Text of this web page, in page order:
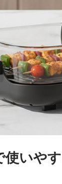
いや